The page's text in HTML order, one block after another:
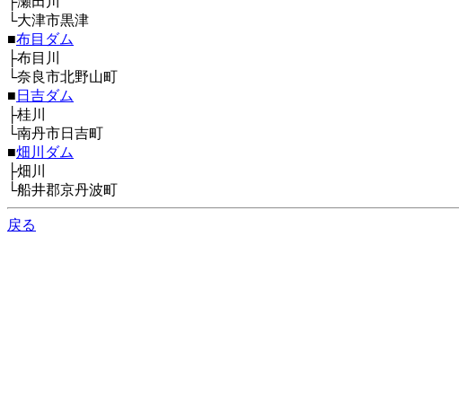
└大津市黒津
■布目ダム
├布目川
└奈良市北野山町
■ 日吉ダム
├桂川
└南丹市日吉町
■畑川ダム
├畑川
└船井郡京丹波町
戻る